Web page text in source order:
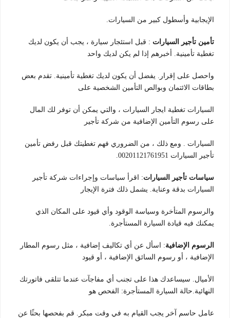
الإيجابية وأسطول كبير من السيارات.
تأمين تأجير السيارات : قبل استئجار سيارة ، يجب أن يكون لديك
تغطية تأمينية. أخبرهم إذا لم يكن لديك واحد
واحصل على إقرار. يفضل أن يكون لديك تغطية تأمينية. تقدم بعض
بطاقات الائتمان وبوالص التأمين الشخصية على
السيارات تغطية ايجار السيارات ، والتي يمكن أن توفر لك المال
على رسوم التأمين الإضافية من شركة تأجير
السيارات . ومع ذلك ، من الضروري فهم تغطيتك قبل رفض تأمين
تأجير السيارات 00201121761951.
سياسات تأجير السيارات: اقرأ سياسات وإجراءات شركة تأجير
السيارات بدقة وعناية. يشمل ذلك فترة الإيجار
والرسوم المتأخرة وسياسة الوقود وأي قيود على المكان الذي
يمكنك فيه قيادة السيارة المستأجرة.
الرسوم الإضافية: اسأل عن أي تكاليف إضافية ، مثل رسوم المطار
الإضافية ، أو رسوم السائق الإضافية ، أو قيود
الأميال. سيساعدك هذا على تجنب أي مفاجآت عندما تتلقى فاتورتك
النهائية.حالة السيارة المستأجرة: الفحص هو
عامل حاسم آخر يجب القيام به في وقت مبكر. قم بفحصها بحثًا عن